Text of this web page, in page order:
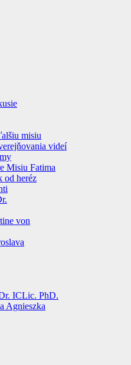
misiu
videí
Misiu Fatima
od heréz
von
ICLic. PhD.
Agnieszka